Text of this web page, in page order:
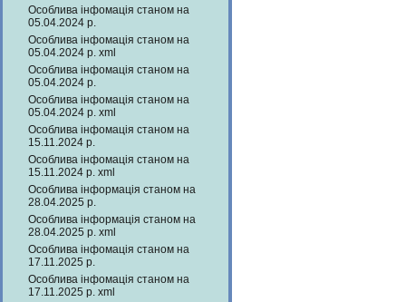
Особлива інфомація станом на
05.04.2024 р.
Особлива інфомація станом на
05.04.2024 р. xml
Особлива інфомація станом на
05.04.2024 р.
Особлива інфомація станом на
05.04.2024 р. xml
Особлива інфомація станом на
15.11.2024 р.
Особлива інфомація станом на
15.11.2024 р. xml
Особлива інформація станом на
28.04.2025 р.
Особлива інформація станом на
28.04.2025 р. xml
Особлива інфомація станом на
17.11.2025 р.
Особлива інфомація станом на
17.11.2025 р. xml